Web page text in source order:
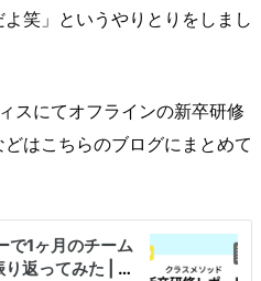
よ笑」というやりとりをしまし
スにてオフラインの新卒研修
はこちらのブログにまとめて